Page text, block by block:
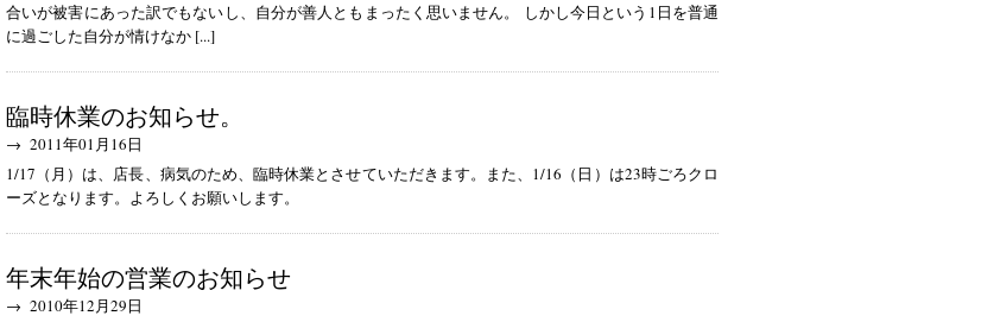
合いが被害にあった訳でもないし、自分が善人ともまったく思いません。 しかし今日という1日を普通
に過ごした自分が情けなか [...]
臨時休業のお知らせ。
→ 2011年01月16日
1/17（月）は、店長、病気のため、臨時休業とさせていただきます。また、1/16（日）は23時ごろクロ
ーズとなります。よろしくお願いします。
年末年始の営業のお知らせ
→ 2010年12月29日